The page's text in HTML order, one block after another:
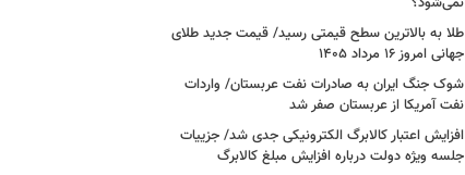
طلا به بالاترین سطح قیمتی رسید/ قیمت جدید طلای
جهانی امروز ۱۶ مرداد ۱۴۰۵
شوک جنگ ایران به صادرات نفت عربستان/ واردات
نفت آمریکا از عربستان صفر شد
افزایش اعتبار کالابرگ الکترونیکی جدی شد/ جزییات
جلسه ویژه دولت درباره افزایش مبلغ کالابرگ